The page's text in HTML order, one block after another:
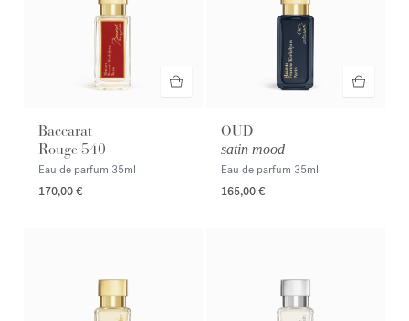
Baccarat
Rouge 540
Eau de parfum 35ml
170,00 €
OUD
satin mood
Eau de parfum 35ml
165,00 €